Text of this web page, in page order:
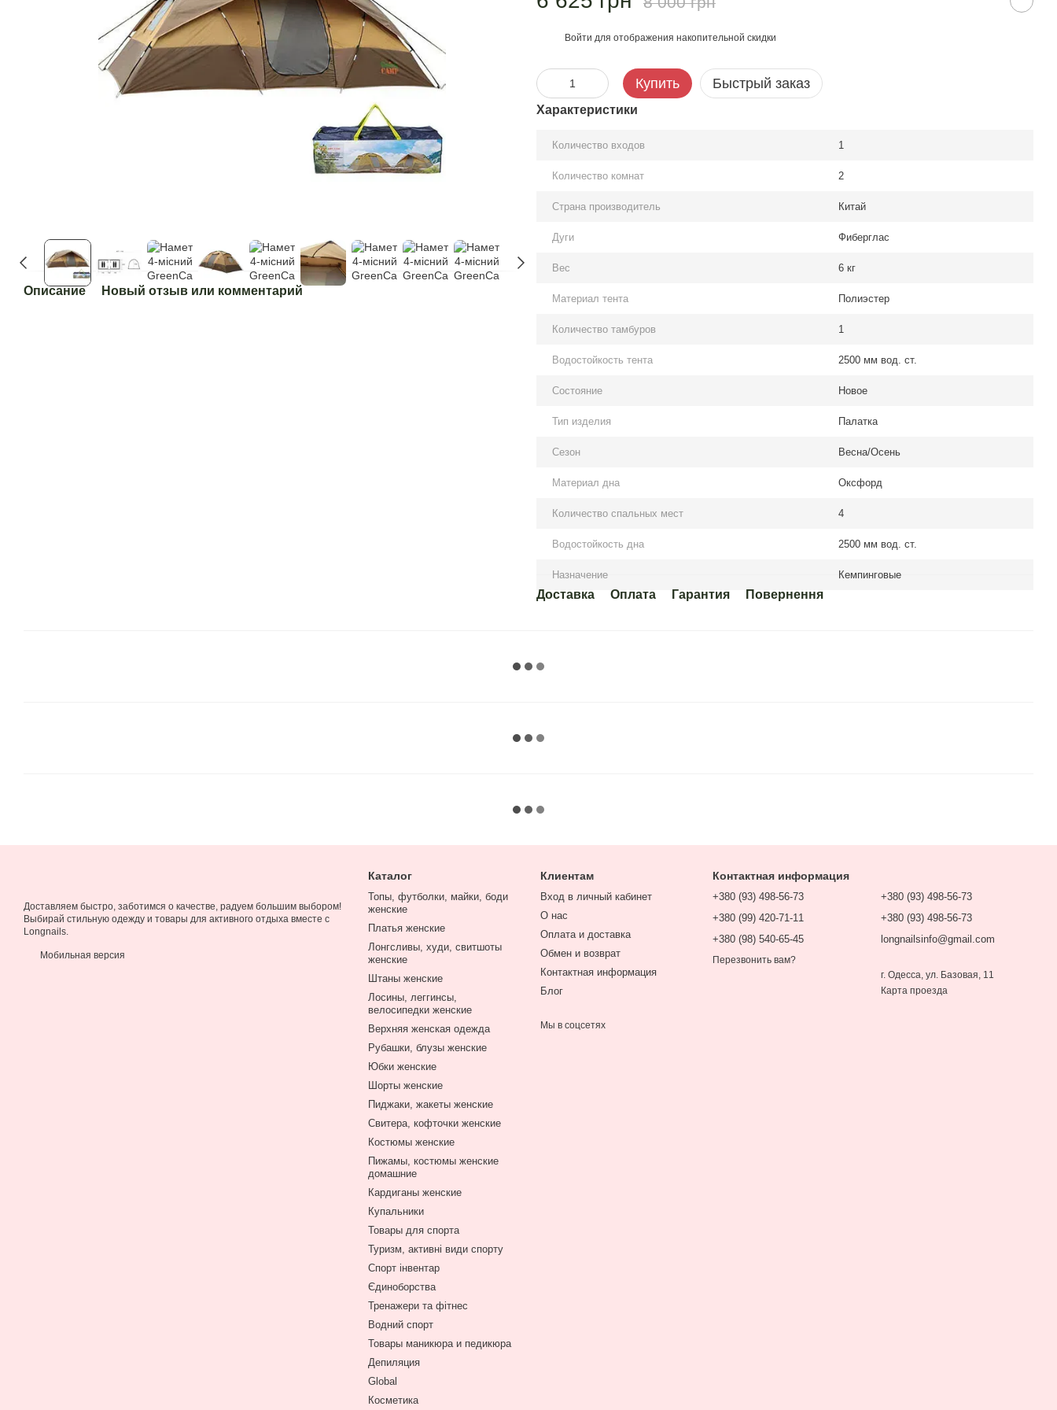
Описание Новый отзыв или комментарий
Войти для отображения накопительной скидки
Купить Быстрый заказ
Характеристики
Количество входов 1
Количество комнат 2
Страна производитель Китай
Дуги Фиберглас
Вес 6 кг
Материал тента Полиэстер
Количество тамбуров 1
Водостойкость тента 2500 мм вод. ст.
Состояние Новое
Тип изделия Палатка
Сезон Весна/Осень
Материал дна Оксфорд
Количество спальных мест 4
Водостойкость дна 2500 мм вод. ст.
Назначение Кемпинговые
Доставка Оплата Гарантия Повернення
Доставляем быстро, заботимся о качестве, радуем большим выбором!
Выбирай стильную одежду и товары для активного отдыха вместе с
Longnails.
Мобильная версия
Каталог
Топы, футболки, майки, боди
женские
Платья женские
Лонгсливы, худи, свитшоты
женские
Штаны женские
Лосины, леггинсы,
велосипедки женские
Верхняя женская одежда
Рубашки, блузы женские
Юбки женские
Шорты женские
Пиджаки, жакеты женские
Свитера, кофточки женские
Костюмы женские
Пижамы, костюмы женские
домашние
Кардиганы женские
Купальники
Товары для спорта
Туризм, активні види спорту
Спорт інвентар
Єдиноборства
Тренажери та фітнес
Водний спорт
Товары маникюра и педикюра
Депиляция
Global
Косметика
Клиентам
Вход в личный кабинет
О нас
Оплата и доставка
Обмен и возврат
Контактная информация
Блог
Мы в соцсетях
Контактная информация
+380 (93) 498-56-73
+380 (99) 420-71-11
+380 (98) 540-65-45
Перезвонить вам?
+380 (93) 498-56-73
+380 (93) 498-56-73
longnailsinfo@gmail.com
г. Одесса, ул. Базовая, 11
Карта проезда